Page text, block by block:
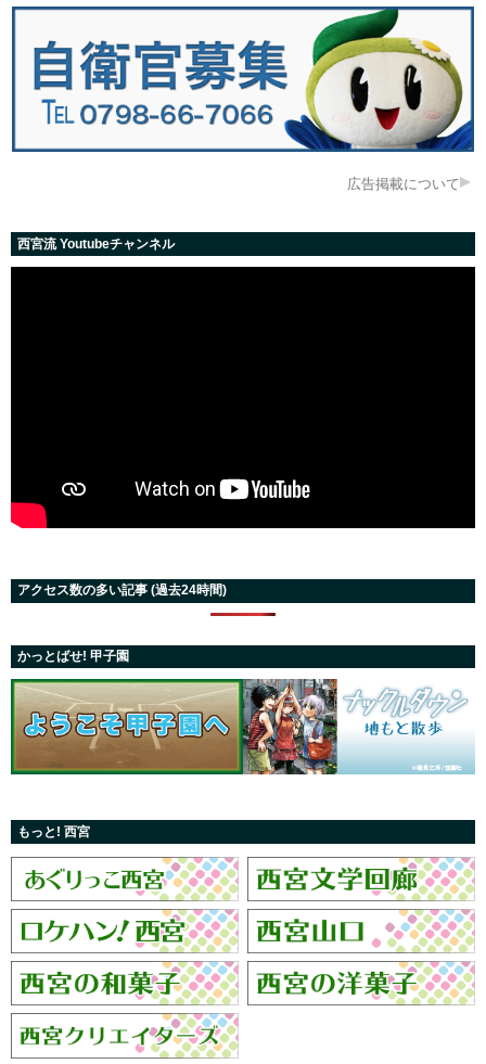
広告掲載について
西宮流 Youtubeチャンネル
アクセス数の多い記事 (過去24時間)
かっとばせ! 甲子園
もっと! 西宮